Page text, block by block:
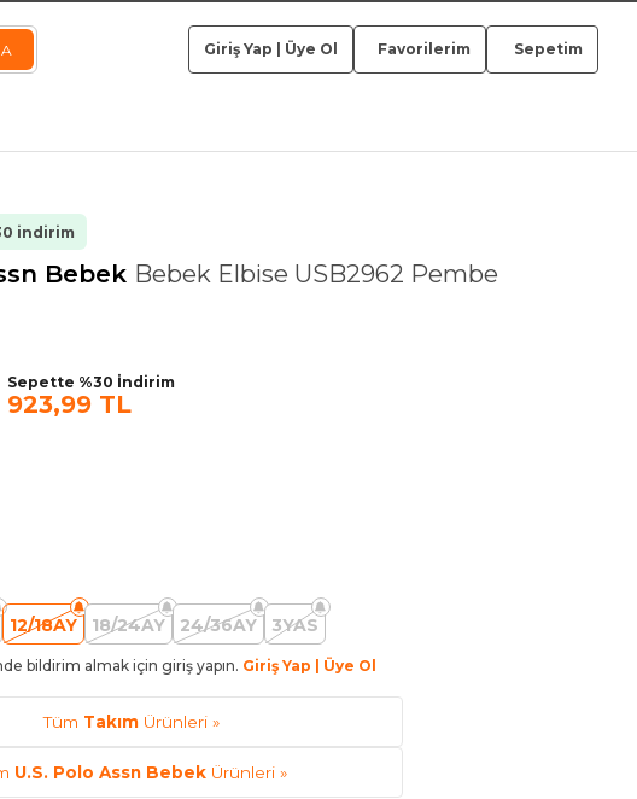
Giriş Yap Üye Ol Favorilerim Sepetim
indirim
Bebek Bebek Elbise USB2962 Pembe
Sepette %30 İndirim
923,99 TL
12/18AY 18/24AY 24/36AY 3YAS
bildirim almak için giriş yapın. Giriş Yap | Üye Ol
Tüm TakımÜrünleri »
U.S. Polo Assn Bebek Ürünleri »